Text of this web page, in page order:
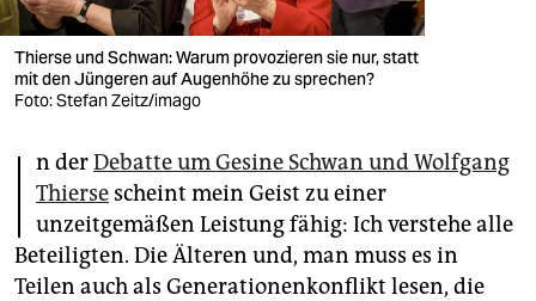
veranstaltungen
shop
unterstützen
abo
genossenschaft
Thierse und Schwan: Warum provozieren sie nur, statt
mit den Jüngeren auf Augenhöhe zu sprechen?
Foto: Stefan Zeitz/imago
I n derDebatte um Gesine Schwan und Wolfgang
Thierse scheint mein Geist zu einer
unzeitgemäßen Leistung fähig: Ich verstehe alle
Beteiligten. Die Älteren und, man muss es in
Teilen auch als Generationenkonflikt lesen, die